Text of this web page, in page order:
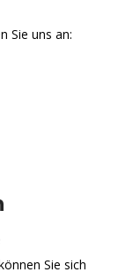
Sie uns an:
Sie sich